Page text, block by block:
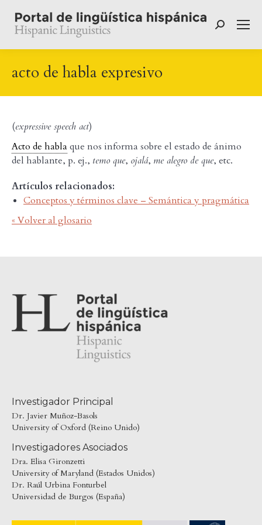
Buscar:
acto de habla expresivo
(expressive speech act)
Acto de habla que nos informa sobre el estado de ánimo
del hablante, p. ej., temo que, ojalá, me alegro de que, etc.
Artículos relacionados:
Conceptos y términos clave – Semántica y pragmática
« Volver al glosario
Investigador Principal
Dr. Javier Muñoz-Basols
University of Oxford (Reino Unido)
Investigadores Asociados
Dra. Elisa Gironzetti
University of Maryland (Estados Unidos)
Dr. Raúl Urbina Fonturbel
Universidad de Burgos (España)